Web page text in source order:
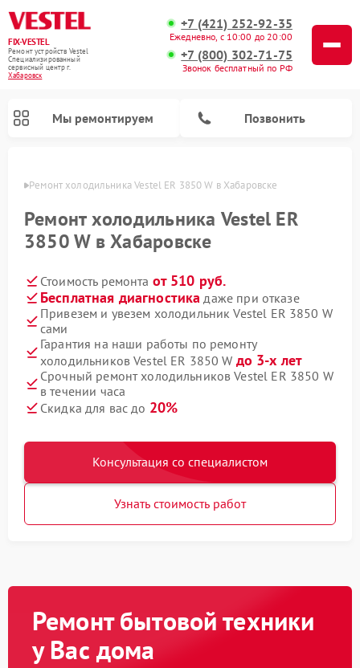
FIX-VESTEL
Ремонт устройств Vestel
Специализированный
cервисный центр г.
Хабаровск
+7 (421) 252-92-35
Ежедневно, с 10:00 до 20:00
+7 (800) 302-71-75
Звонок бесплатный по РФ
Мы ремонтируем Позвонить
Ремонт холодильника Vestel ER 3850 W в Хабаровске
Ремонт холодильника Vestel ER
3850 W в Хабаровске
Стоимость ремонта от 510 руб.
Бесплатная диагностика даже при отказе
Привезем и увезем холодильник Vestel ER 3850 W
сами
Гарантия на наши работы по ремонту
холодильников Vestel ER 3850 W до 3-х лет
Срочный ремонт холодильников Vestel ER 3850 W
в течении часа
Скидка для вас до 20%
Консультация со специалистом
Узнать стоимость работ
Ремонт бытовой техники
у Вас дома